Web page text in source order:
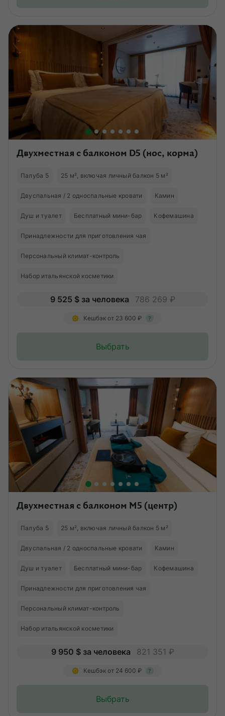
Двухместная с балконом D5 (нос, корма)
Палуба 5 25 м², включая личный балкон 5 м²
Двуспальная / 2 односпальные кровати Камин
Душ и туалет Бесплатный мини-бар Кофемашина
Принадлежности для приготовления чая
Персональный климат-контроль
Набор итальянской косметики
9 525 $ за человека 786 269 ₽
Кешбэк от 23 600 ₽ ?
Выбрать
Двухместная с балконом M5 (центр)
Палуба 5 25 м², включая личный балкон 5 м²
Двуспальная / 2 односпальные кровати Камин
Душ и туалет Бесплатный мини-бар Кофемашина
Принадлежности для приготовления чая
Персональный климат-контроль
Набор итальянской косметики
9 950 $ за человека 821 351 ₽
Кешбэк от 24 600 ₽ ?
Выбрать